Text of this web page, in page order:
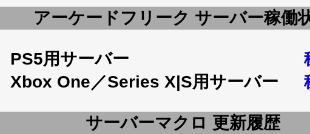
アーケードフリーク サーバー稼働
PS5用サーバー
Xbox One／Series X|S用サーバー
サーバーマクロ 更新履歴